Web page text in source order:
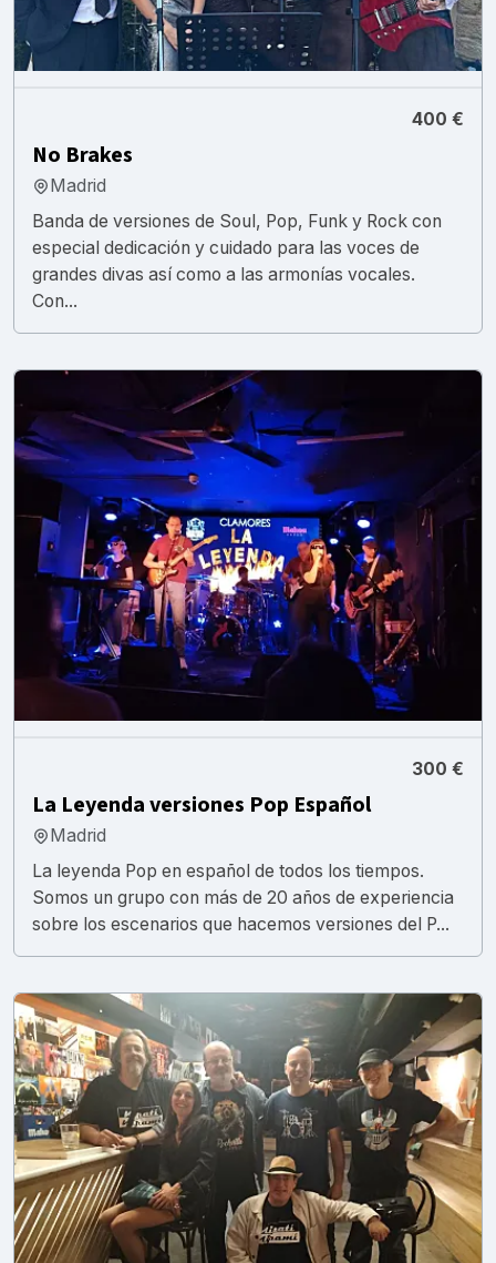
400 €
No Brakes
Madrid
Banda de versiones de Soul, Pop, Funk y Rock con
especial dedicación y cuidado para las voces de
grandes divas así como a las armonías vocales.
Con...
300 €
La Leyenda versiones Pop Español
Madrid
La leyenda Pop en español de todos los tiempos.
Somos un grupo con más de 20 años de experiencia
sobre los escenarios que hacemos versiones del P...